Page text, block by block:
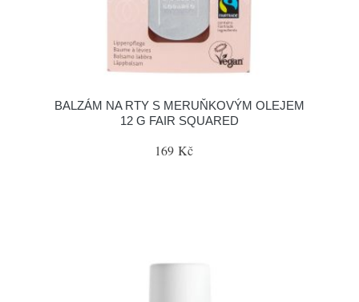
BALZÁM NA RTY S MERUŇKOVÝM OLEJEM
12 G FAIR SQUARED
169 Kč